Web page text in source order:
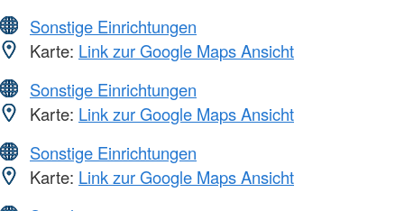
Sonstige Einrichtungen
Karte: Link zur Google Maps Ansicht
Sonstige Einrichtungen
Karte: Link zur Google Maps Ansicht
Sonstige Einrichtungen
Karte: Link zur Google Maps Ansicht